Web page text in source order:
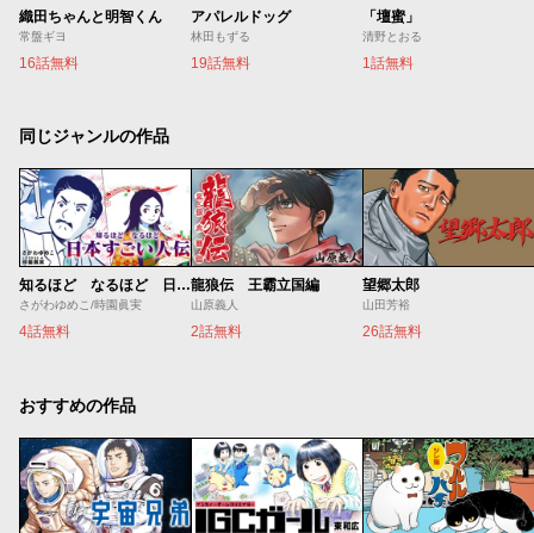
織田ちゃんと明智くん
常盤ギヨ
16話無料
アパレルドッグ
林田もずる
19話無料
「壇蜜」
清野とおる
1話無料
同じジャンルの作品
知るほど なるほど 日本すごい人伝
さがわゆめこ/時園眞実
4話無料
龍狼伝 王霸立国編
山原義人
2話無料
望郷太郎
山田芳裕
26話無料
おすすめの作品